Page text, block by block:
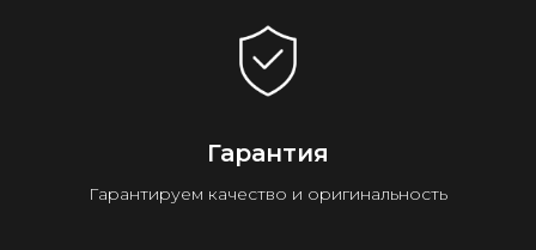
Гарантия
Гарантируем качество и оригинальность